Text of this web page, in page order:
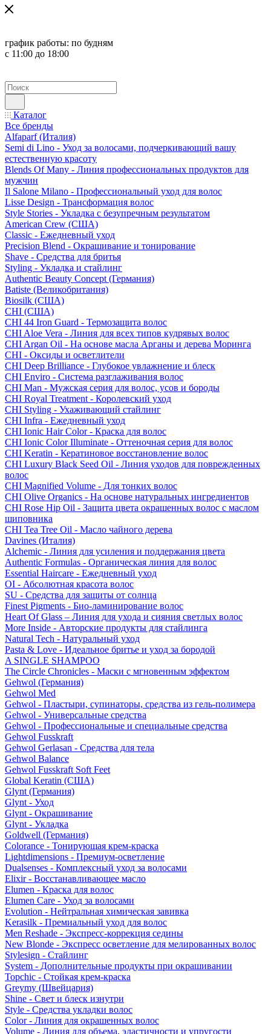
график работы: по будням
с 11:00 до 18:00
Каталог
Все бренды
Alfaparf (Италия)
Semi di Lino - Уход за волосами, подчеркивающий вашу
естественную красоту
Blends Of Many - Линия профессиональных продуктов для
мужчин
Il Salone Milano - Профессиональный уход для волос
Lisse Design - Трансформация волос
Style Stories - Укладка с безупречным результатом
American Crew (США)
Classic - Ежедневный уход
Precision Blend - Окрашивание и тонирование
Shave - Средства для бритья
Styling - Укладка и стайлинг
Authentic Beauty Concept (Германия)
Batiste (Великобритания)
Biosilk (США)
CHI (США)
CHI 44 Iron Guard - Термозащита волос
CHI Aloe Vera - Линия для всех типов кудрявых волос
CHI Argan Oil - На основе масла Арганы и дерева Моринга
CHI - Оксиды и осветлители
CHI Deep Brilliance - Глубокое увлажнение и блеск
CHI Enviro - Система разглаживания волос
CHI Man - Мужская серия для волос, усов и бороды
CHI Royal Treatment - Королевский уход
CHI Styling - Ухаживающий стайлинг
CHI Infra - Ежедневный уход
CHI Ionic Hair Color - Краска для волос
CHI Ionic Color Illuminate - Оттеночная серия для волос
CHI Keratin - Кератиновое восстановление волос
CHI Luxury Black Seed Oil - Линия уходов для поврежденных
волос
CHI Magnified Volume - Для тонких волос
CHI Olive Organics - На основе натуральных ингредиентов
CHI Rose Hip Oil - Защита цвета окрашенных волос с маслом
шиповника
CHI Tea Tree Oil - Масло чайного дерева
Davines (Италия)
Alchemic - Линия для усиления и поддержания цвета
Authentic Formulas - Органическая линия для волос
Essential Haircare - Eжедневный уход
OI - Абсолютная красота волос
SU - Средства для защиты от солнца
Finest Pigments - Био-ламинирование волос
Heart Of Glass – Линия для ухода и сияния светлых волос
More Inside - Авторские продукты для стайлинга
Natural Tech - Натуральный уход
Pasta & Love - Идеальное бритье и уход за бородой
A SINGLE SHAMPOO
The Circle Chronicles - Маски с мгновенным эффектом
Gehwol (Германия)
Gehwol Med
Gehwol - Пластыри, супинаторы, средства из гель-полимера
Gehwol - Универсальные средства
Gehwol - Профессиональные и специальные средства
Gehwol Fusskraft
Gehwol Gerlasan - Средства для тела
Gehwol Balance
Gehwol Fusskraft Soft Feet
Global Keratin (США)
Glynt (Германия)
Glynt - Уход
Glynt - Окрашивание
Glynt - Укладка
Goldwell (Германия)
Colorance - Тонирующая крем-краска
Lightdimensions - Премиум-осветление
Dualsenses - Комплексный уход за волосами
Elixir - Восстанавливающее масло
Elumen - Краска для волос
Elumen Care - Уход за волосами
Evolution - Нейтральная химическая завивка
Kerasilk - Премиальный уход для волос
Men Reshade - Экспресс-коррекция седины
New Blonde - Экспресс осветление для мелированных волос
Stylesign - Стайлинг
System - Дополнительные продукты при окрашивании
Topchic - Стойкая крем-краска
Greymy (Швейцария)
Shine - Свет и блеск изнутри
Style - Средства укладки волос
Color - Линия для окрашенных волос
Volume - Линия для объема, эластичности и упругости